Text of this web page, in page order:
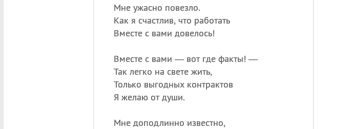
Мне ужасно повезло.
Как я счастлив, что работать
Вместе с вами довелось!
Вместе с вами — вот где факты! —
Так легко на свете жить,
Только выгодных контрактов
Я желаю от души.
Мне доподлинно известно,